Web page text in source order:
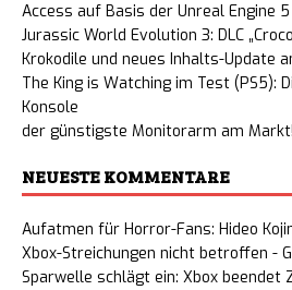
Access auf Basis der Unreal Engine 5
Jurassic World Evolution 3: DLC
Krokodile und neues Inhalts-Update
The King is Watching im Test (PS5):
Konsole
der günstigste Monitorarm am Markt!
NEUESTE KOMMENTARE
Aufatmen für Horror-Fans: Hideo
Xbox-Streichungen nicht betroffen -
Sparwelle schlägt ein: Xbox beendet